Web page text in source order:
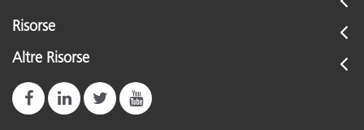
Risorse
Altre Risorse